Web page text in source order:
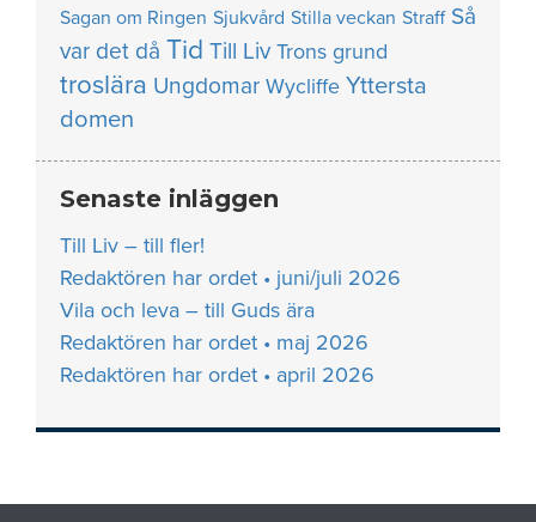
Sagan om Ringen Sjukvård Stilla veckan Straff Så
var det då Tid Till Liv Trons grund
troslära Ungdomar Wycliffe Yttersta
domen
Senaste inläggen
Till Liv – till fler!
Redaktören har ordet • juni/juli 2026
Vila och leva – till Guds ära
Redaktören har ordet • maj 2026
Redaktören har ordet • april 2026